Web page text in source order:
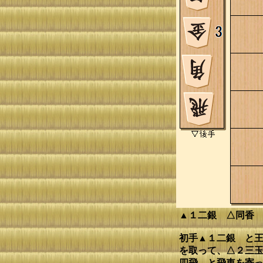
▲１二銀 △同香
初手▲１二銀 と王
を取って、△２三